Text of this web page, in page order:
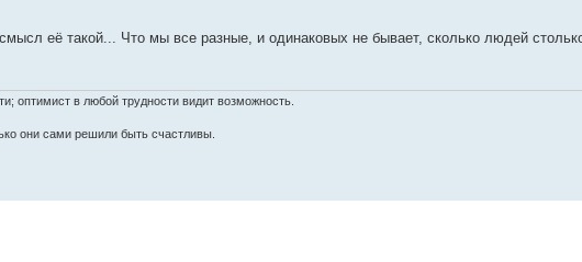
её такой... Что мы все разные, и одинаковых не бывает, сколько людей
оптимист в любой трудности видит возможность.
они сами решили быть счастливы.